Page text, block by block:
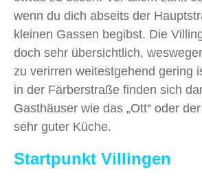
wenn du dich abseits der
kleinen Gassen begibst. Die
doch sehr übersichtlich,
zu verirren weitestgehend gering
in der Färberstraße finden sich
Gasthäuser wie das „Ott“ oder
sehr guter Küche.
Startpunkt Villingen